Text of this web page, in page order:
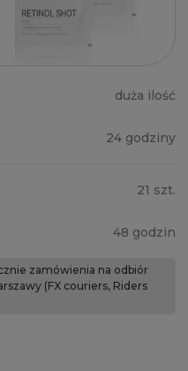
duża ilość
24 godziny
21 szt.
48 godzin
zamówienia na odbiór
(FX couriers, Riders